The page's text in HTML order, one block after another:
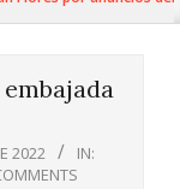
2022
IN: